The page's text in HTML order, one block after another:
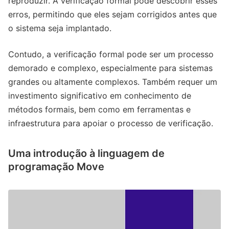
erros, permitindo que eles sejam corrigidos antes que
o sistema seja implantado.
Contudo, a verificação formal pode ser um processo
demorado e complexo, especialmente para sistemas
grandes ou altamente complexos. Também requer um
investimento significativo em conhecimento de
métodos formais, bem como em ferramentas e
infraestrutura para apoiar o processo de verificação.
Uma introdução à linguagem de
programação Move